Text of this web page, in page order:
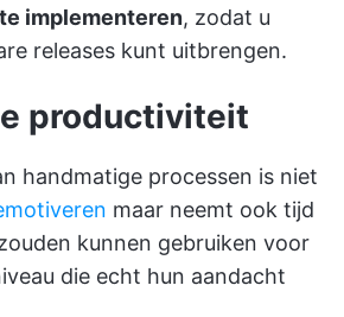
implementeren, zodat u
releases kunt uitbrengen.
productiviteit
handmatige processen is niet
maar neemt ook tijd
kunnen gebruiken voor
die echt hun aandacht